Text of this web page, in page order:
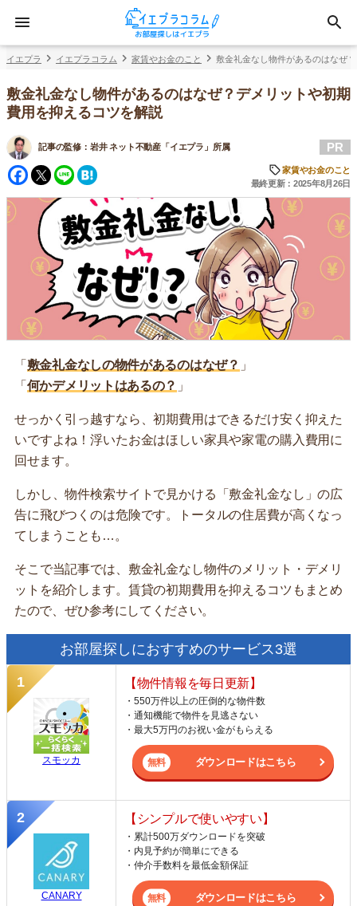
イエプラ イエプラコラム 家賃やお金のこと 敷金礼金なし物件があるのはなぜ
敷金礼金なし物件があるのはなぜ？デメリットや初期
費用を抑えるコツを解説
記事の監修： 岩井 ネット不動産「イエプラ」所属
Facebook
Twitter
Line
PR
家賃やお金のこと
最終更新：2025年8月26日
「 敷金礼金なしの物件があるのはなぜ？ 」
「 何かデメリットはあるの？ 」
せっかく引っ越すなら、初期費用はできるだけ安く抑えた
いですよね！浮いたお金はほしい家具や家電の購入費用に
回せます。
しかし、物件検索サイトで見かける「敷金礼金なし」の広
告に飛びつくのは危険です。トータルの住居費が高くなっ
てしまうことも…。
そこで当記事では、敷金礼金なし物件のメリット・デメリ
ットを紹介します。賃貸の初期費用を抑えるコツもまとめ
たので、ぜひ参考にしてください。
お部屋探しにおすすめのサービス3選
スモッカ
【物件情報を毎日更新】
・550万件以上の圧倒的な物件数
・通知機能で物件を見逃さない
・最大5万円のお祝い金がもらえる
ダウンロードはこちら
CANARY
【シンプルで使いやすい】
・累計500万ダウンロードを突破
・内見予約が簡単にできる
・仲介手数料を最低金額保証
ダウンロードはこちら